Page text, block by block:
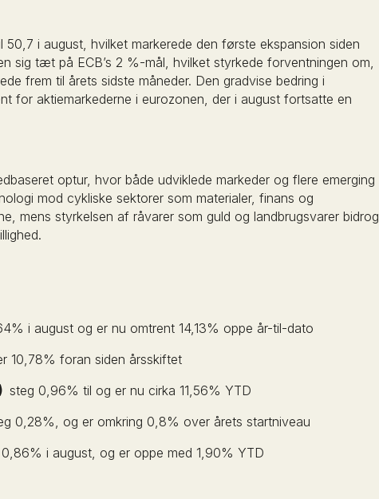
i august, hvilket markerede den første ekspansion siden
sig tæt på ECB’s 2 %-mål, hvilket styrkede forventningen om,
frem til årets sidste måneder. Den gradvise bedring i
for aktiemarkederne i eurozonen, der i august fortsatte en
optur, hvor både udviklede markeder og flere emerging
mod cykliske sektorer som materialer, finans og
mens styrkelsen af råvarer som guld og landbrugsvarer bidrog
i august og er nu omtrent 14,13% oppe år-til-dato
10,78% foran siden årsskiftet
steg 0,96% til og er nu cirka 11,56% YTD
0,28%, og er omkring 0,8% over årets startniveau
i august, og er oppe med 1,90% YTD